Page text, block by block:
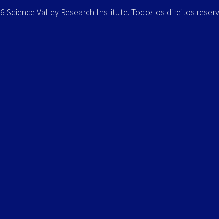
Science Valley Research Institute. Todos os direitos